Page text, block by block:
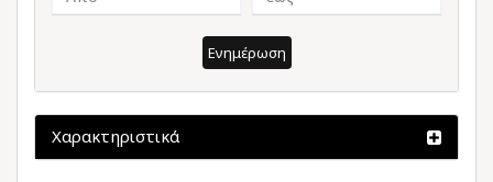
Ενημέρωση
Χαρακτηριστικά